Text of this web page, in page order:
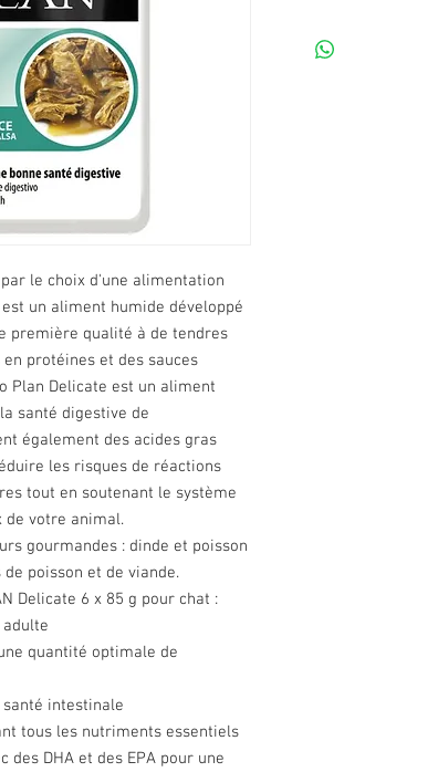
le choix d'une alimentation
un aliment humide développé
première qualité à de tendres
protéines et des sauces
Plan Delicate est un aliment
santé digestive de
également des acides gras
les risques de réactions
tout en soutenant le système
de votre animal.
gourmandes : dinde et poisson
poisson et de viande.
Delicate 6 x 85 g pour chat :
quantité optimale de
intestinale
tous les nutriments essentiels
des DHA et des EPA pour une